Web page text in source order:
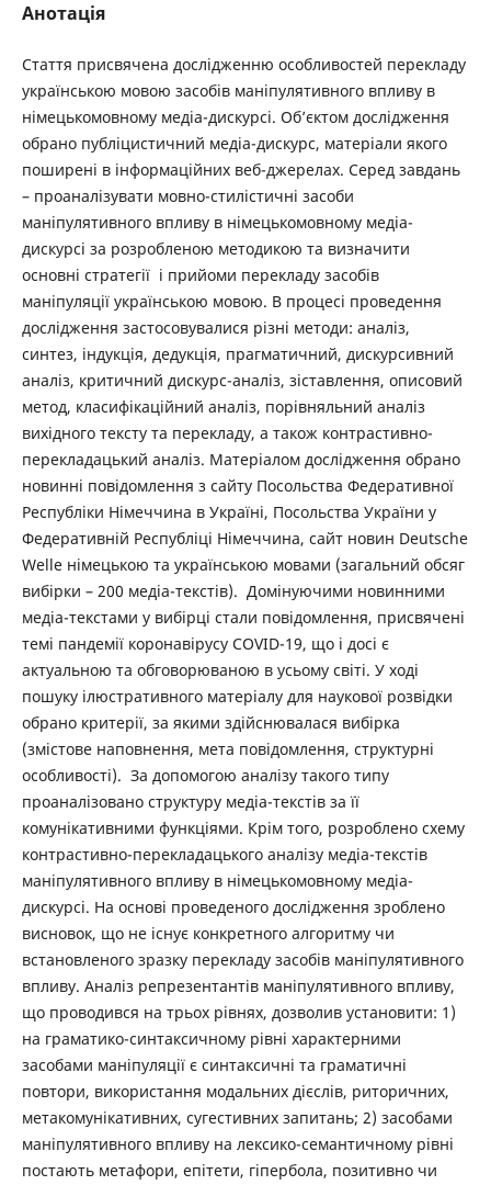
Анотація
Стаття присвячена дослідженню особливостей перекладу
українською мовою засобів маніпулятивного впливу в
німецькомовному медіа-дискурсі. Об’єктом дослідження
обрано публіцистичний медіа-дискурс, матеріали якого
поширені в інформаційних веб-джерелах. Серед завдань
– проаналізувати мовно-стилістичні засоби
маніпулятивного впливу в німецькомовному медіа-
дискурсі за розробленою методикою та визначити
основні стратегії і прийоми перекладу засобів
маніпуляції українською мовою. В процесі проведення
дослідження застосовувалися різні методи: аналіз,
синтез, індукція, дедукція, прагматичний, дискурсивний
аналіз, критичний дискурс-аналіз, зіставлення, описовий
метод, класифікаційний аналіз, порівняльний аналіз
вихідного тексту та перекладу, а також контрастивно-
перекладацький аналіз. Матеріалом дослідження обрано
новинні повідомлення з сайту Посольства Федеративної
Республіки Німеччина в Україні, Посольства України у
Федеративній Республіці Німеччина, сайт новин Deutsche
Welle німецькою та українською мовами (загальний обсяг
вибірки – 200 медіа-текстів). Домінуючими новинними
медіа-текстами у вибірці стали повідомлення, присвячені
темі пандемії коронавірусу COVID-19, що і досі є
актуальною та обговорюваною в усьому світі. У ході
пошуку ілюстративного матеріалу для наукової розвідки
обрано критерії, за якими здійснювалася вибірка
(змістове наповнення, мета повідомлення, структурні
особливості). За допомогою аналізу такого типу
проаналізовано структуру медіа-текстів за її
комунікативними функціями. Крім того, розроблено схему
контрастивно-перекладацького аналізу медіа-текстів
маніпулятивного впливу в німецькомовному медіа-
дискурсі. На основі проведеного дослідження зроблено
висновок, що не існує конкретного алгоритму чи
встановленого зразку перекладу засобів маніпулятивного
впливу. Аналіз репрезентантів маніпулятивного впливу,
що проводився на трьох рівнях, дозволив установити: 1)
на граматико-синтаксичному рівні характерними
засобами маніпуляції є синтаксичні та граматичні
повтори, використання модальних дієслів, риторичних,
метакомунікативних, сугестивних запитань; 2) засобами
маніпулятивного впливу на лексико-семантичному рівні
постають метафори, епітети, гіпербола, позитивно чи